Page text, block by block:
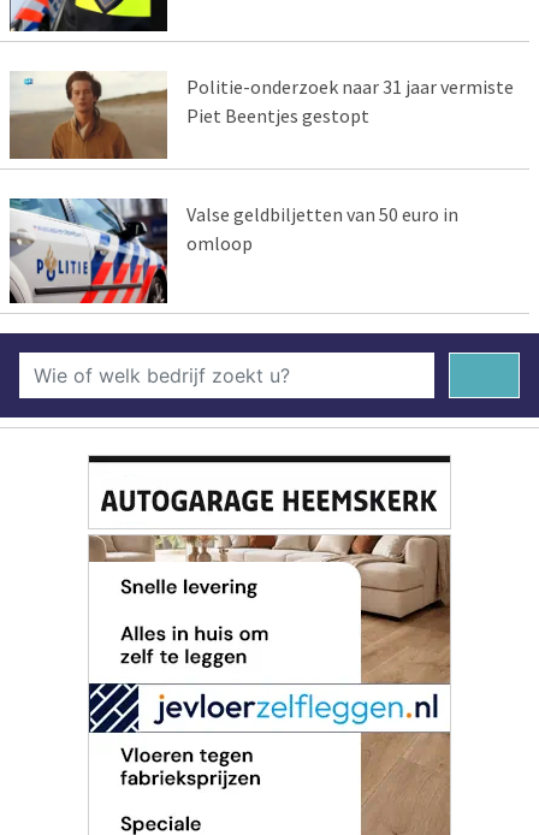
Politie-onderzoek naar 31 jaar vermiste
Piet Beentjes gestopt
Valse geldbiljetten van 50 euro in
omloop